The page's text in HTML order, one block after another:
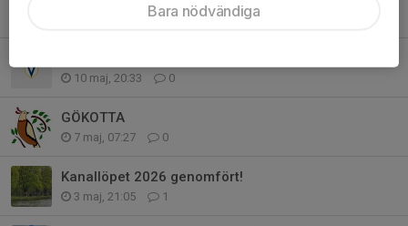
0
10 maj, 20:33 0
GÖKOTTA
7 maj, 07:27 0
Kanallöpet 2026 genomfört!
3 maj, 21:05 1
Bara nödvändiga